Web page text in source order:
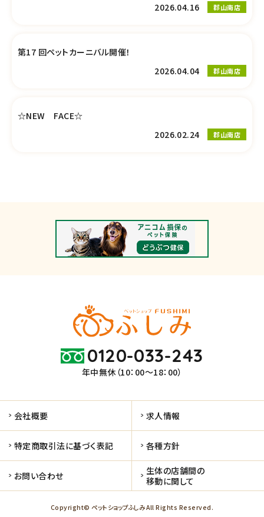
2026.04.16
郡山南店
第17 回ペットカーニバル開催！
2026.04.04
郡山南店
☆NEW FACE☆
2026.02.24
郡山南店
0120-033-243
年中無休（10：00～18：00）
会社概要 求人情報
特定商取引法に基づく表記 各種方針
お問い合わせ
生体の店舗間の
移動に関して
Copyright© ペットショップふしみ All Rights Reserved.